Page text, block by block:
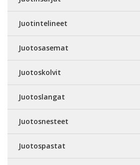
Juotintelineet
Juotosasemat
Juotoskolvit
Juotoslangat
Juotosnesteet
Juotospastat